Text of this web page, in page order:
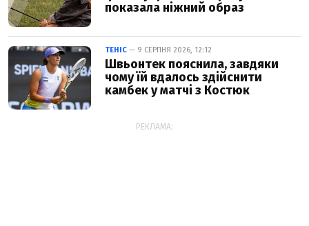
показала ніжний образ
ТЕНІС — 9 СЕРПНЯ 2026, 12:12
Швьонтек пояснила, завдяки
чому їй вдалось здійснити
камбек у матчі з Костюк
РЕКЛАМА: